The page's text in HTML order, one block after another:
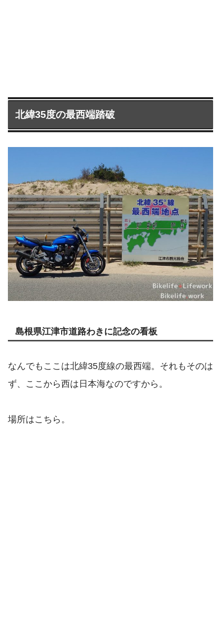
北緯35度の最西端踏破
島根県江津市道路わきに記念の看板
なんでもここは北緯35度線の最西端。それもそのは
ず、ここから西は日本海なのですから。
場所はこちら。